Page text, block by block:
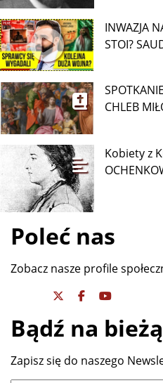
INWAZJA
STOI?
CHLEB
Kobiety z
Poleć nas
Zobacz nasze profile
Bądź na
Zapisz się do naszego